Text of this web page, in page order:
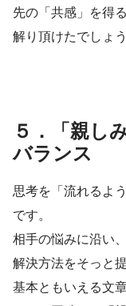
先の「共感」を得
解り頂けたでしょう
５．「親し
バランス
思考を「流れるよ
です。
相手の悩みに沿い
解決方法をそっと
基本ともいえる文